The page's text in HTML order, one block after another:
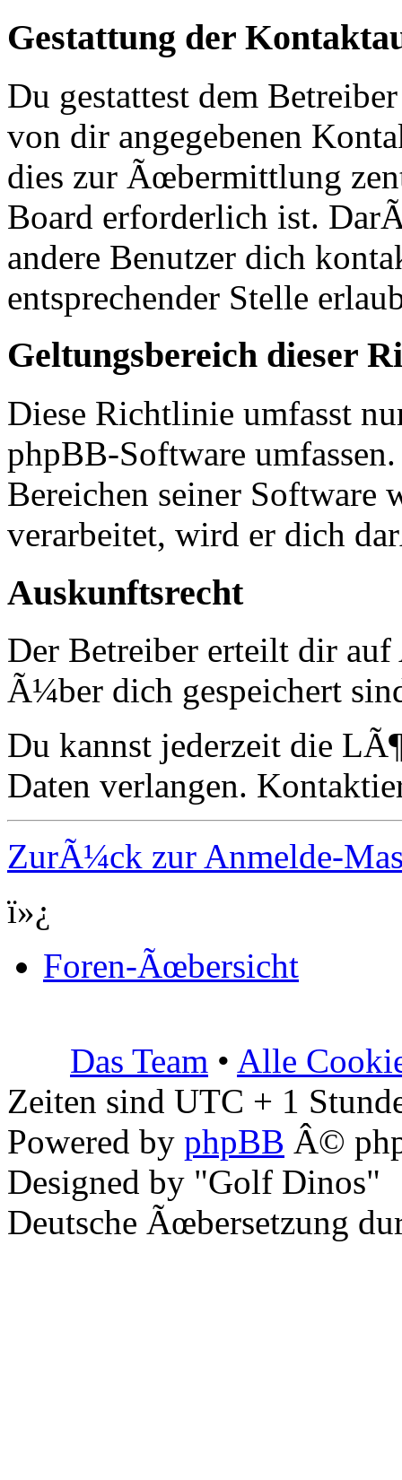
Gestattung der
Du gestattest dem
von dir angegebenen
dies zur Ãœbermittlung
Board erforderlich ist.
andere Benutzer dich
entsprechender Stelle
Geltungsbereich dieser
Diese Richtlinie umfasst
phpBB-Software
Bereichen seiner Software
verarbeitet, wird er dich
Auskunftsrecht
Der Betreiber erteilt dir
Ã¼ber dich gespeichert
Du kannst jederzeit die
Daten verlangen.
ZurÃ¼ck zur Anmelde-
ï»¿
Foren-Ãœbersicht
Das Team • Alle
Zeiten sind UTC + 1
Powered by phpBB Â©
Designed by "Golf Dinos"
Deutsche Ãœbersetzung